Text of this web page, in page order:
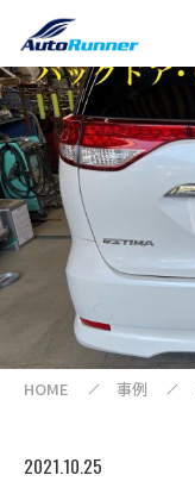
HOME 事例
2021.10.25